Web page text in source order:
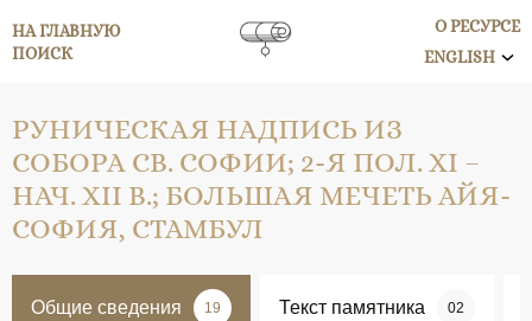
НА ГЛАВНУЮ
ПОИСК
О РЕСУРСЕ
ENGLISH
РУНИЧЕСКАЯ НАДПИСЬ ИЗ
СОБОРА СВ. СОФИИ; 2-Я ПОЛ. ХI –
НАЧ. XII В.; БОЛЬШАЯ МЕЧЕТЬ АЙЯ-
СОФИЯ, СТАМБУЛ
Общие сведения 19 Текст памятника 02